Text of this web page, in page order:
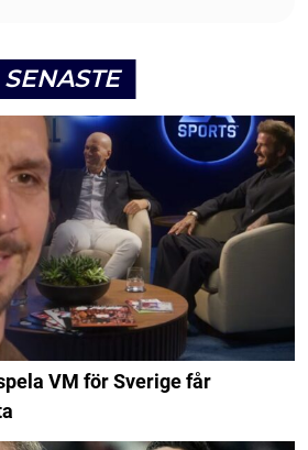
SENASTE
VM för Sverige får